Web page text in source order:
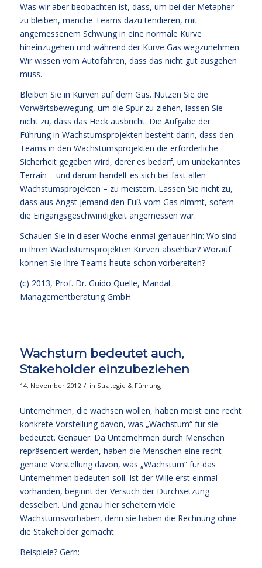
Was wir aber beobachten ist, dass, um bei der Metapher
zu bleiben, manche Teams dazu tendieren, mit
angemessenem Schwung in eine normale Kurve
hineinzugehen und während der Kurve Gas wegzunehmen.
Wir wissen vom Autofahren, dass das nicht gut ausgehen
muss.
Bleiben Sie in Kurven auf dem Gas. Nutzen Sie die
Vorwärtsbewegung, um die Spur zu ziehen, lassen Sie
nicht zu, dass das Heck ausbricht. Die Aufgabe der
Führung in Wachstumsprojekten besteht darin, dass den
Teams in den Wachstumsprojekten die erforderliche
Sicherheit gegeben wird, derer es bedarf, um unbekanntes
Terrain – und darum handelt es sich bei fast allen
Wachstumsprojekten – zu meistern. Lassen Sie nicht zu,
dass aus Angst jemand den Fuß vom Gas nimmt, sofern
die Eingangsgeschwindigkeit angemessen war.
Schauen Sie in dieser Woche einmal genauer hin: Wo sind
in Ihren Wachstumsprojekten Kurven absehbar? Worauf
können Sie Ihre Teams heute schon vorbereiten?
(c) 2013, Prof. Dr. Guido Quelle, Mandat
Managementberatung GmbH
Wachstum bedeutet auch,
Stakeholder einzubeziehen
14. November 2012 / in Strategie & Führung
Unternehmen, die wachsen wollen, haben meist eine recht
konkrete Vorstellung davon, was „Wachstum“ für sie
bedeutet. Genauer: Da Unternehmen durch Menschen
repräsentiert werden, haben die Menschen eine recht
genaue Vorstellung davon, was „Wachstum“ für das
Unternehmen bedeuten soll. Ist der Wille erst einmal
vorhanden, beginnt der Versuch der Durchsetzung
desselben. Und genau hier scheitern viele
Wachstumsvorhaben, denn sie haben die Rechnung ohne
die Stakeholder gemacht.
Beispiele? Gern: